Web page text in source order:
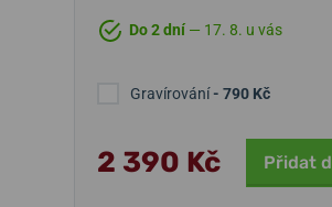
Do 2 dní — 17. 8. u vás
Gravírování- 790 Kč
2 390 Kč Přidat